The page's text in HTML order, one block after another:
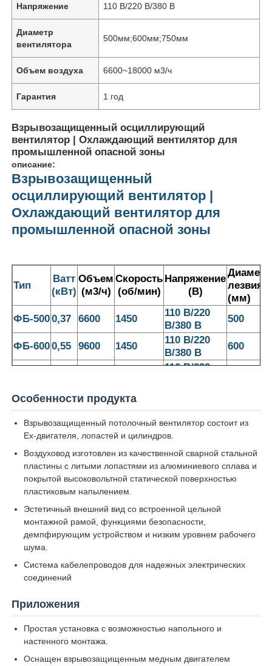
Главная страница
Продукция
Наша фабрика
контроль качества
контактные данные
Отправить запрос
Взрывозащищенное освещение
взрывозащищенный вентилятор
Напряжение 110 В/220 В/380 В
Диаметр
вентилятора
500мм;600мм;750мм
Объем воздуха 6600~18000 м3/ч
Гарантия 1 год
Взрывозащищенный осциллирующий
вентилятор | Охлаждающий вентилятор для
промышленной опасной зоны
описание:
Взрывозащищенный
осциллирующий вентилятор |
Охлаждающий вентилятор для
промышленной опасной зоны
Тип
Ватт
(кВт)
Объем
(м3/ч)
Скорость
(об/мин)
Напряжение
(В)
Диаметр
лезвия
(мм)
ФБ-5000,37 6600 1450
110 В/220
В/380 В
500
ФБ-6000,55 9600 1450
110 В/220
В/380 В
600
110 В/220
Особенности продукта
Взрывозащищенный потолочный вентилятор состоит из
Ex-двигателя, лопастей и цилиндров.
Воздуховод изготовлен из качественной сварной стальной
пластины с литыми лопастями из алюминиевого сплава и
покрытой высоковольтной статической поверхностью
пластиковым напылением.
Эстетичный внешний вид со встроенной цельной
монтажной рамой, функциями безопасности,
демпфирующим устройством и низким уровнем рабочего
шума.
Система кабелепроводов для надежных электрических
соединений
Приложения
Простая установка с возможностью напольного и
настенного монтажа.
Оснащен взрывозащищенным медным двигателем